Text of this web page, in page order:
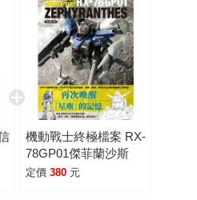
機動戰士終極檔案 RX-
78GP01傑菲蘭沙斯
定價 380 元